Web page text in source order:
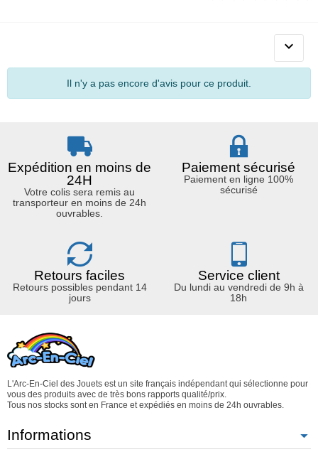

Il n'y a pas encore d'avis pour ce produit.
Expédition en moins de
24H
Votre colis sera remis au
transporteur en moins de 24h
ouvrables.
Paiement sécurisé
Paiement en ligne 100%
sécurisé
Retours faciles
Retours possibles pendant 14
jours
Service client
Du lundi au vendredi de 9h à
18h
L'Arc-En-Ciel des Jouets est un site français indépendant qui sélectionne pour
vous des produits avec de très bons rapports qualité/prix.
Tous nos stocks sont en France et expédiés en moins de 24h ouvrables.
Informations